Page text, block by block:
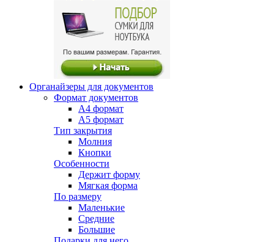
Органайзеры для документов
Формат документов
А4 формат
А5 формат
Тип закрытия
Молния
Кнопки
Особенности
Держит форму
Мягкая форма
По размеру
Маленькие
Средние
Большие